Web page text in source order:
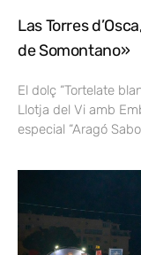
Las Torres
de Somontano»
El dolç “Tortelate
Llotja del Vi amb
especial “Aragó